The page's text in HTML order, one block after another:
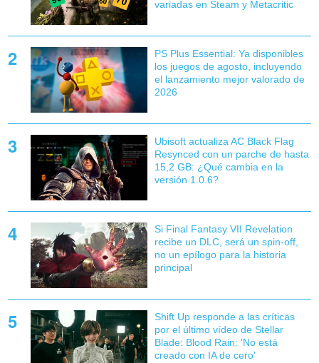
variadas en Steam y Metacritic
PS Plus Essential: Ya disponibles
los juegos de agosto, incluyendo
el lanzamiento mejor valorado de
2026
Ubisoft actualiza AC Black Flag
Resynced con un parche de hasta
15,2 GB: ¿Qué cambia en la
versión 1.0.6?
Si Final Fantasy VII Revelation
recibe un DLC, será un spin-off,
no un epílogo para la historia
principal
Shift Up responde a las críticas
por el último vídeo de Stellar
Blade: Blood Rain: 'No está
creado con IA de cero'